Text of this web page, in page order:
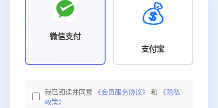
微信支付
💰
支付宝
我已阅读并同意 《会员服务协议》 和
《隐私
政策》